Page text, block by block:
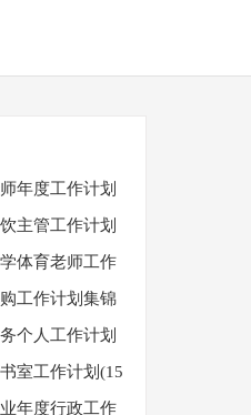
年度工作计划
主管工作计划
)体育老师工作
工作计划集锦
个人工作计划
室工作计划(15
年度行政工作